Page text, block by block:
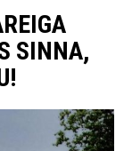
SINNA,